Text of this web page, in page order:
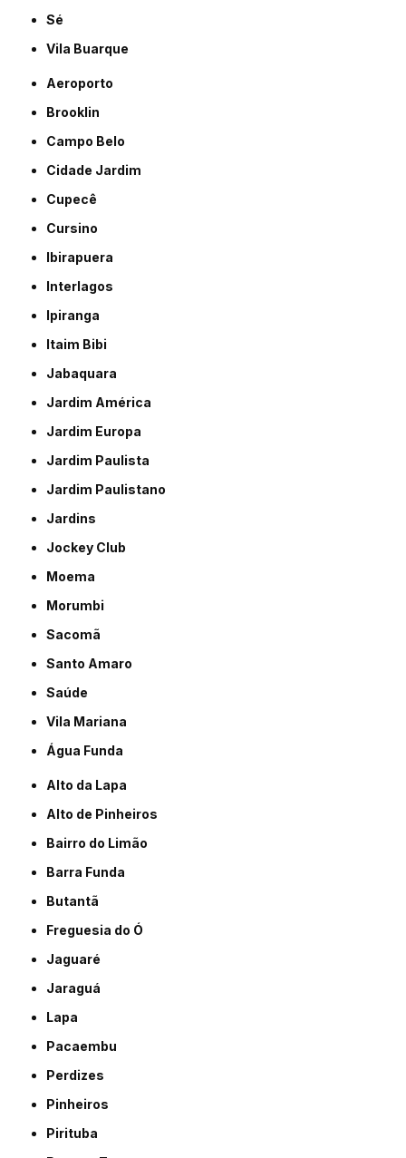
Sé
Vila Buarque
Aeroporto
Brooklin
Campo Belo
Cidade Jardim
Cupecê
Cursino
Ibirapuera
Interlagos
Ipiranga
Itaim Bibi
Jabaquara
Jardim América
Jardim Europa
Jardim Paulista
Jardim Paulistano
Jardins
Jockey Club
Moema
Morumbi
Sacomã
Santo Amaro
Saúde
Vila Mariana
Água Funda
Alto da Lapa
Alto de Pinheiros
Bairro do Limão
Barra Funda
Butantã
Freguesia do Ó
Jaguaré
Jaraguá
Lapa
Pacaembu
Perdizes
Pinheiros
Pirituba